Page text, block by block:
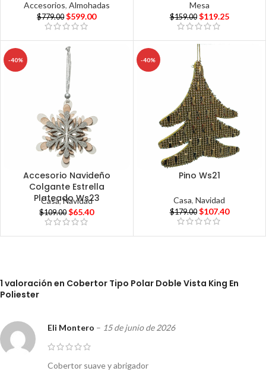
Accesorios, Almohadas
$779.00 $599.00
Mesa
$159.00 $119.25
-40%
Accesorio Navideño
Colgante Estrella
Plateado Ws23
Casa,Navidad
$109.00 $65.40
-40%
Pino Ws21
Casa,Navidad
$179.00 $107.40
1 valoración en Cobertor Tipo Polar Doble Vista King En
Poliester
Eli Montero – 15 de junio de 2026
Cobertor suave y abrigador